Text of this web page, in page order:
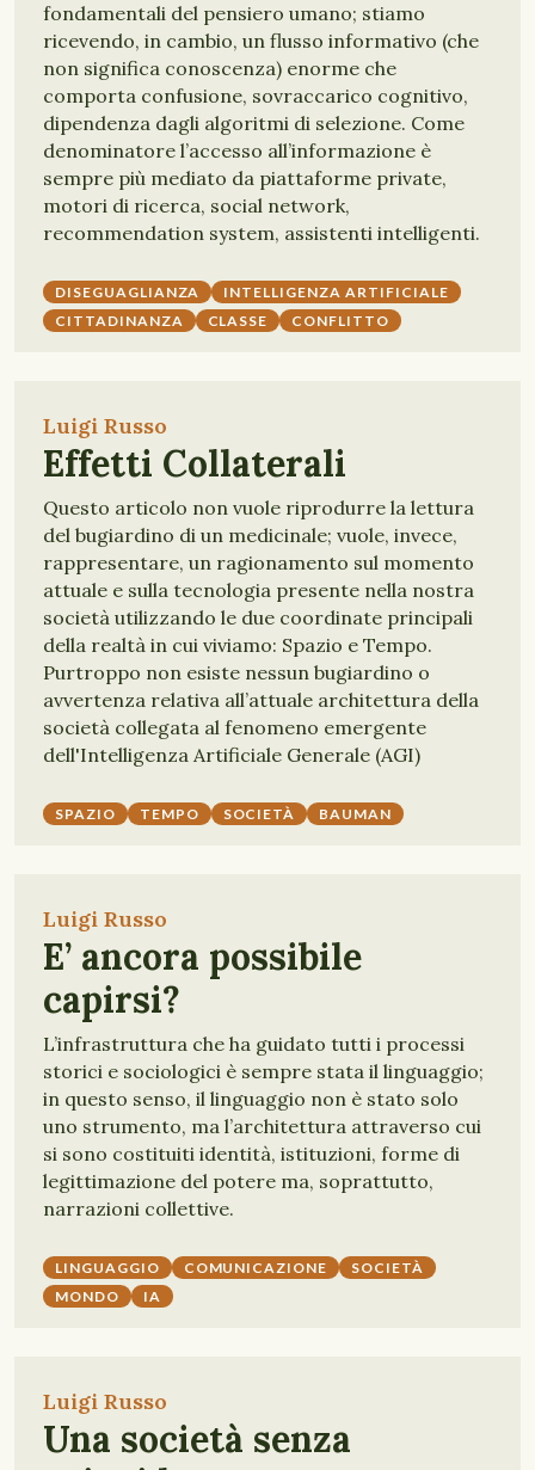
fondamentali del pensiero umano; stiamo
ricevendo, in cambio, un flusso informativo (che
non significa conoscenza) enorme che
comporta confusione, sovraccarico cognitivo,
dipendenza dagli algoritmi di selezione. Come
denominatore l’accesso all’informazione è
sempre più mediato da piattaforme private,
motori di ricerca, social network,
recommendation system, assistenti intelligenti.
DISEGUAGLIANZA
INTELLIGENZA ARTIFICIALE
CITTADINANZA
CLASSE CONFLITTO
Luigi Russo
Effetti Collaterali
Questo articolo non vuole riprodurre la lettura
del bugiardino di un medicinale; vuole, invece,
rappresentare, un ragionamento sul momento
attuale e sulla tecnologia presente nella nostra
società utilizzando le due coordinate principali
della realtà in cui viviamo: Spazio e Tempo.
Purtroppo non esiste nessun bugiardino o
avvertenza relativa all’attuale architettura della
società collegata al fenomeno emergente
dell'Intelligenza Artificiale Generale (AGI)
SPAZIO TEMPO SOCIETÀ BAUMAN
Luigi Russo
E’ ancora possibile
capirsi?
L’infrastruttura che ha guidato tutti i processi
storici e sociologici è sempre stata il linguaggio;
in questo senso, il linguaggio non è stato solo
uno strumento, ma l’architettura attraverso cui
si sono costituiti identità, istituzioni, forme di
legittimazione del potere ma, soprattutto,
narrazioni collettive.
LINGUAGGIO COMUNICAZIONE
SOCIETÀ
MONDO
IA
Luigi Russo
Una società senza